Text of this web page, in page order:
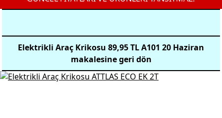
Elektrikli Araç Krikosu 89,95 TL A101 20 Haziran
makalesine geri dön